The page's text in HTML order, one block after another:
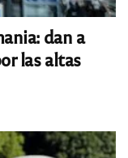
dan a
las altas